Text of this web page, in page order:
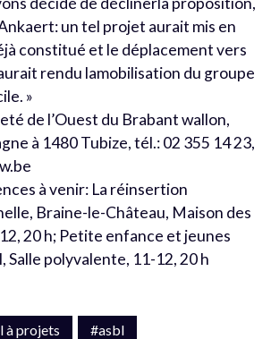
un tel projet aurait mis en
constitué et le déplacement vers
rendu lamobilisation du groupe
»
de l’Ouest du Brabant wallon,
à 1480 Tubize, tél.: 02 355 14 23,
à venir: La réinsertion
Braine-le-Château, Maison des
20 h; Petite enfance et jeunes
Salle polyvalente, 11-12, 20 h
à projets #asbl